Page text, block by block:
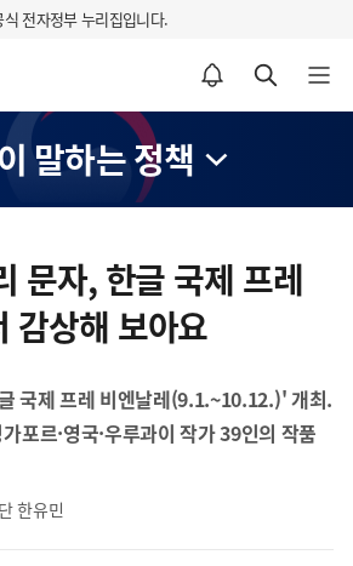
전자정부 누리집입니다.
알림설정 바로가기 검색 바로가기 메뉴 열기
말하는 정책
문자, 한글 국제 프레
감상해 보아요
국제 프레 비엔날레(9.1.~10.12.)' 개최.
포르·영국·우루과이 작가 39인의 작품
한유민